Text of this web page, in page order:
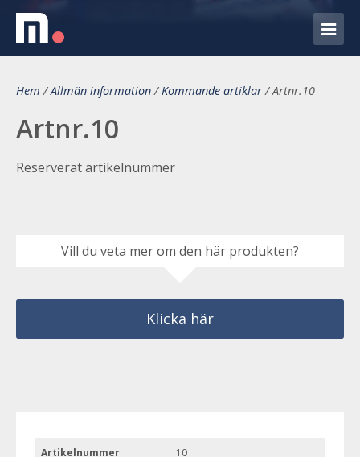
Hem /Allmän information/Kommande artiklar/Artnr.10
Artnr.10
Reserverat artikelnummer
Vill du veta mer om den här produkten?
Klicka här
Artikelnummer 10